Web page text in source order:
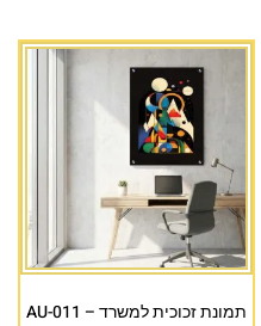
תמונת זכוכית למשרד – AU-011